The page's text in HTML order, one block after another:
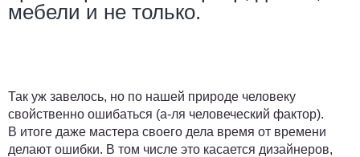
мебели и не только.
Так уж завелось, но по нашей природе человеку
свойственно ошибаться (а-ля человеческий фактор).
В итоге даже мастера своего дела время от времени
делают ошибки. В том числе это касается дизайнеров,